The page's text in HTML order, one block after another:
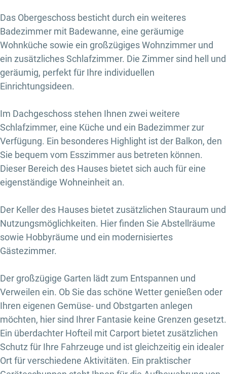
Das Obergeschoss besticht durch ein weiteres
Badezimmer mit Badewanne, eine geräumige
Wohnküche sowie ein großzügiges Wohnzimmer und
ein zusätzliches Schlafzimmer. Die Zimmer sind hell und
geräumig, perfekt für Ihre individuellen
Einrichtungsideen.
Im Dachgeschoss stehen Ihnen zwei weitere
Schlafzimmer, eine Küche und ein Badezimmer zur
Verfügung. Ein besonderes Highlight ist der Balkon, den
Sie bequem vom Esszimmer aus betreten können.
Dieser Bereich des Hauses bietet sich auch für eine
eigenständige Wohneinheit an.
Der Keller des Hauses bietet zusätzlichen Stauraum und
Nutzungsmöglichkeiten. Hier finden Sie Abstellräume
sowie Hobbyräume und ein modernisiertes
Gästezimmer.
Der großzügige Garten lädt zum Entspannen und
Verweilen ein. Ob Sie das schöne Wetter genießen oder
Ihren eigenen Gemüse- und Obstgarten anlegen
möchten, hier sind Ihrer Fantasie keine Grenzen gesetzt.
Ein überdachter Hofteil mit Carport bietet zusätzlichen
Schutz für Ihre Fahrzeuge und ist gleichzeitig ein idealer
Ort für verschiedene Aktivitäten. Ein praktischer